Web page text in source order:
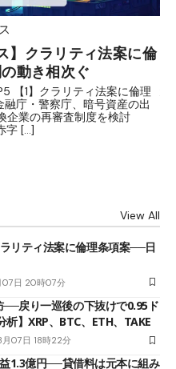
】クラリティ法案に倫
動き相次ぐ
【1】クラリティ法案に倫理
庁・警察庁、暗号資産の出
企業の再審査制度を検討
字 […]
View All
リティ法案に倫理条項案──日
日 20時07分
戻り一巡後の下抜けで0.95ド
】XRP、BTC、ETH、TAKE
07日 18時22分
1.3億円──貸借料は元本に組み